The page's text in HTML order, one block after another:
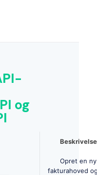
og
Beskrivelse
Opret en ny
fakturahoved